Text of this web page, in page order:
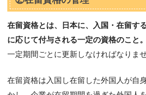
在留資格とは、日本に、入国・在留す
に応じて付与される一定の資格のこと。
一定期間ごとに更新しなければなりませ
在留資格は入国し在留した外国人が自